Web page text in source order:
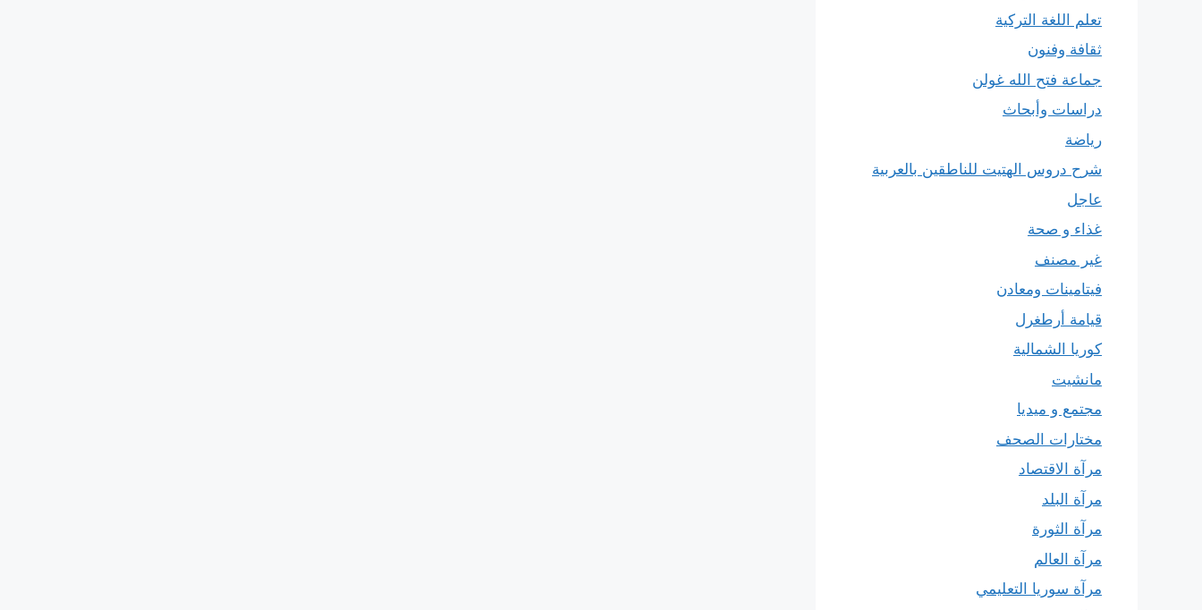
تعلم اللغة التركية
ثقافة وفنون
جماعة فتح الله غولن
دراسات وأبحاث
رياضة
شرح دروس الهتيت للناطقين بالعربية
عاجل
غذاء و صحة
غير مصنف
فيتامينات ومعادن
قيامة أرطغرل
كوريا الشمالية
مانشيت
مجتمع و ميديا
مختارات الصحف
مرآة الاقتصاد
مرآة البلد
مرآة الثورة
مرآة العالم
مرآة سوريا التعليمي